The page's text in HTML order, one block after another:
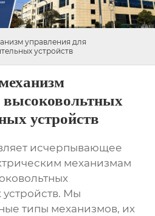
управления для
устройств
высоковольтных
устройств
исчерпывающее
механизмам
. Мы
типы механизмов, их